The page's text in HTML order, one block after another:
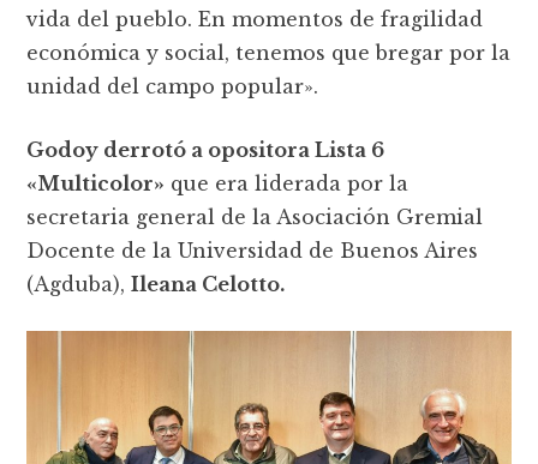
vida del pueblo. En momentos de fragilidad
económica y social, tenemos que bregar por la
unidad del campo popular».
Godoy derrotó a opositora Lista 6
«Multicolor» que era liderada por la
secretaria general de la Asociación Gremial
Docente de la Universidad de Buenos Aires
(Agduba),Ileana Celotto.